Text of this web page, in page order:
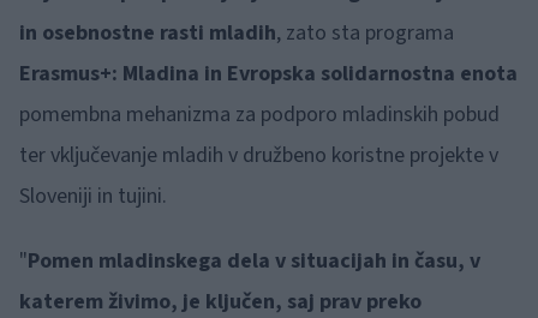
in osebnostne rasti mladih, zato sta programa
Erasmus+: Mladina in Evropska solidarnostna enota
pomembna mehanizma za podporo mladinskih pobud
ter vključevanje mladih v družbeno koristne projekte v
Sloveniji in tujini.
"Pomen mladinskega dela v situacijah in času, v
katerem živimo, je ključen, saj prav preko